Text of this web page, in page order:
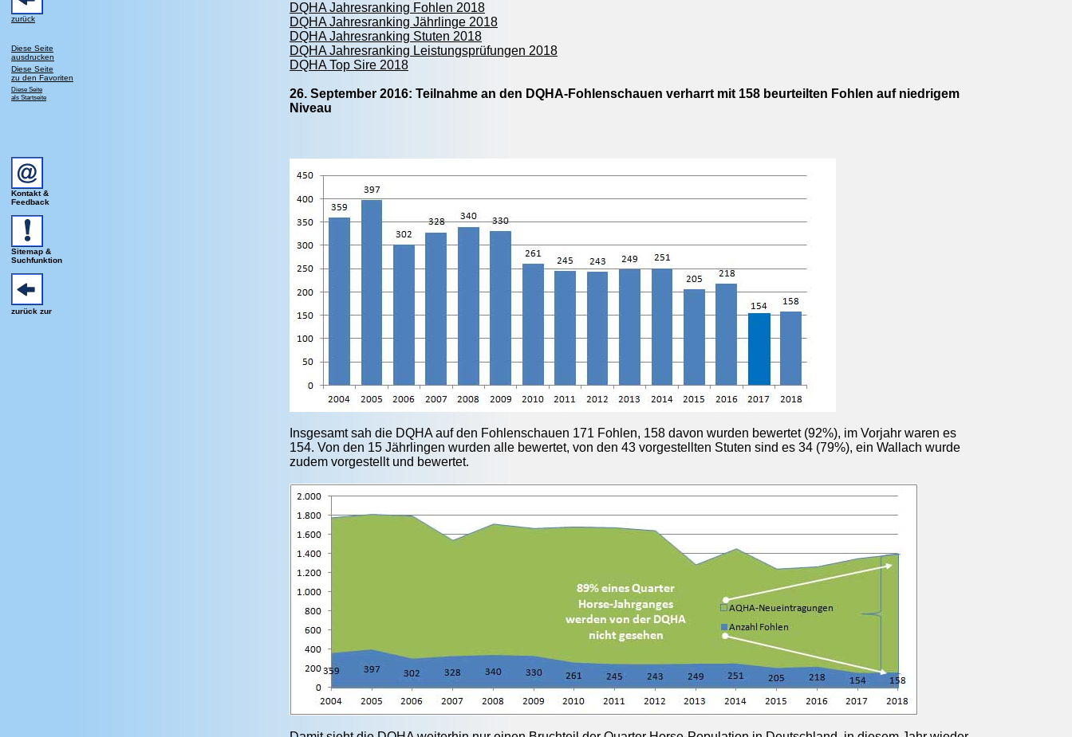
zurück
Diese Seite
ausdrucken
Diese Seite
zu den Favoriten
Diese Seite
als Startseite
Kontakt &
Feedback
Sitemap &
Suchfunktion
zurück zur
DQHA Jahresranking Fohlen 2018
DQHA Jahresranking Jährlinge 2018
DQHA Jahresranking Stuten 2018
DQHA Jahresranking Leistungsprüfungen 2018
DQHA Top Sire 2018
26. September 2016: Teilnahme an den DQHA-Fohlenschauen verharrt mit 158 beurteilten Fohlen auf niedrigem
Niveau
Insgesamt sah die DQHA auf den Fohlenschauen 171 Fohlen, 158 davon wurden bewertet (92%), im Vorjahr waren es
154. Von den 15 Jährlingen wurden alle bewertet, von den 43 vorgestellten Stuten sind es 34 (79%), ein Wallach wurde
zudem vorgestellt und bewertet.